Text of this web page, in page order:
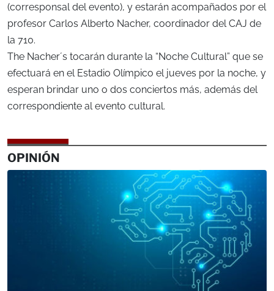
(corresponsal del evento), y estarán acompañados por el
profesor Carlos Alberto Nacher, coordinador del CAJ de
la 710.
The Nacher´s tocarán durante la “Noche Cultural” que se
efectuará en el Estadio Olímpico el jueves por la noche, y
esperan brindar uno o dos conciertos más, además del
correspondiente al evento cultural.
OPINIÓN